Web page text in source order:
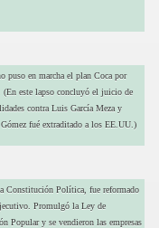
puso en marcha el plan Coca por
(En este lapso concluyó el juicio de
contra Luis García Meza y
fué extraditado a los EE.UU.)
Constitución Política, fue reformado
Promulgó la Ley de
Popular y se vendieron las empresas